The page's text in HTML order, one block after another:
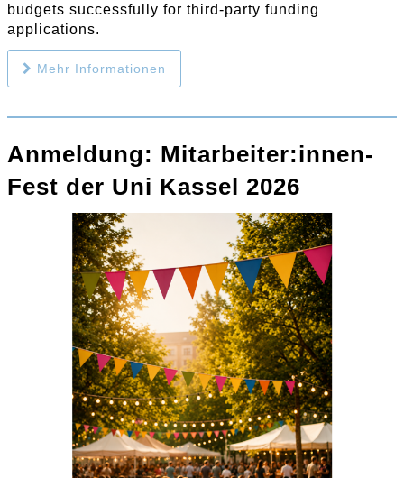
budgets successfully for third-party funding
applications.
Mehr Informationen
Anmeldung: Mitarbeiter:innen-
Fest der Uni Kassel 2026